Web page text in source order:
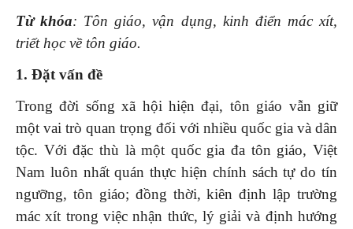
Từ khóa: Tôn giáo, vận dụng, kinh điển mác xít,
triết học về tôn giáo.
1. Đặt vấn đề
Trong đời sống xã hội hiện đại, tôn giáo vẫn giữ
một vai trò quan trọng đối với nhiều quốc gia và dân
tộc. Với đặc thù là một quốc gia đa tôn giáo, Việt
Nam luôn nhất quán thực hiện chính sách tự do tín
ngưỡng, tôn giáo; đồng thời, kiên định lập trường
mác xít trong việc nhận thức, lý giải và định hướng